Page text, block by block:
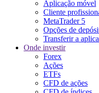
Aplicação móvel
Cliente
MetaTrader 5
Opções de
Transferir a
Onde investir
Forex
Ações
ETFs
CFD de ações